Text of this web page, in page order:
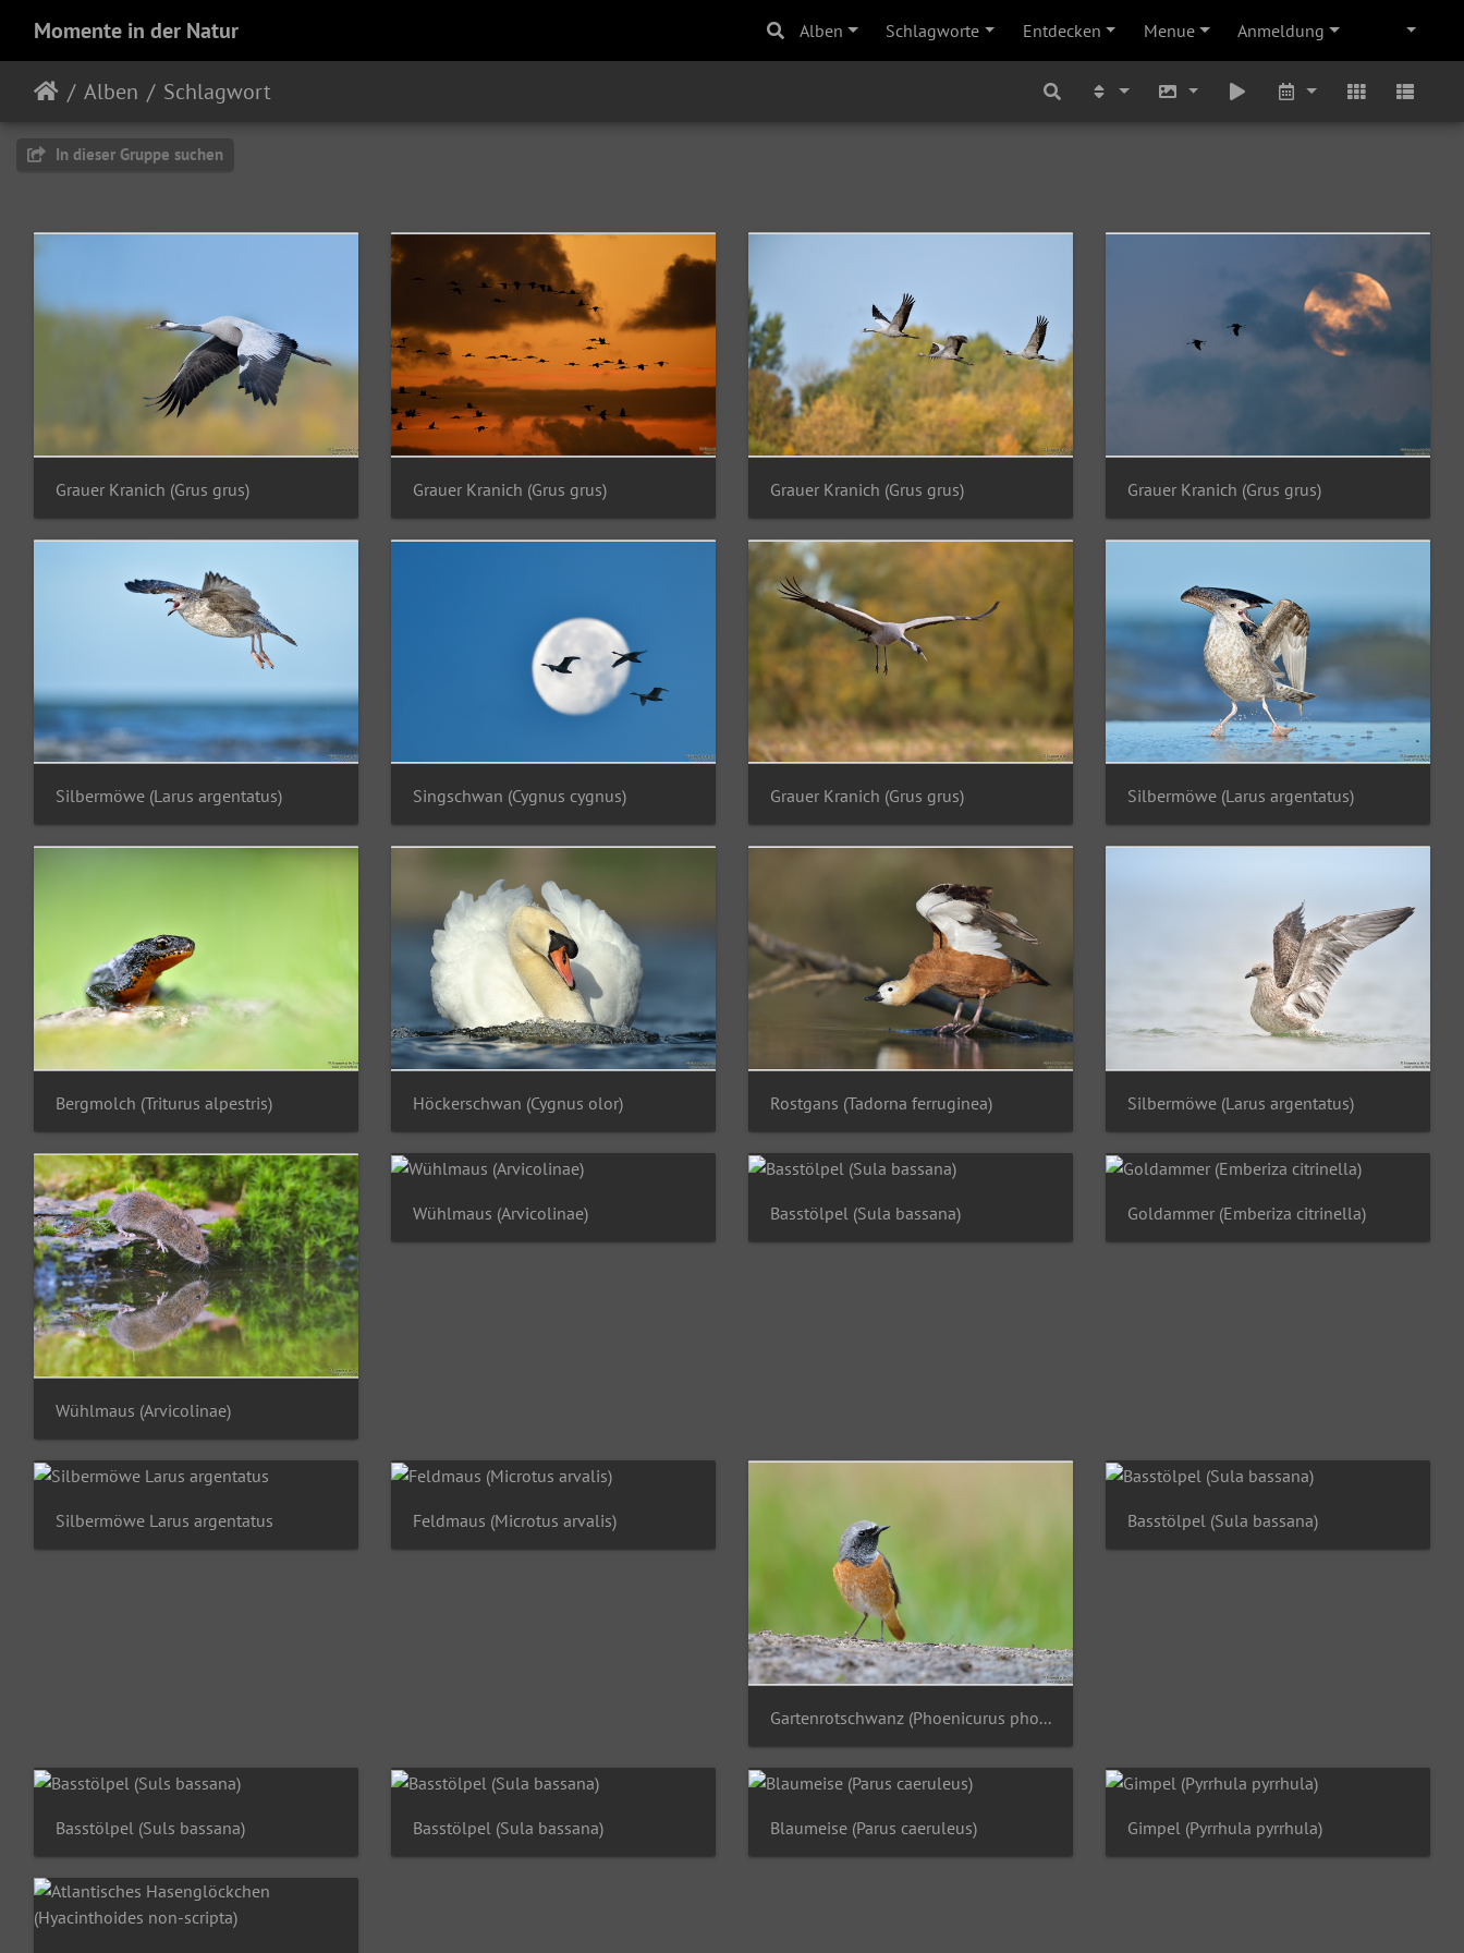
Momente in der Natur Alben Schlagworte Entdecken Menue Anmeldung
Alben Schlagwort
In dieser Gruppe suchen
Grauer Kranich (Grus grus) Grauer Kranich (Grus grus) Grauer Kranich (Grus grus) Grauer Kranich (Grus grus)
Silbermöwe (Larus argentatus) Singschwan (Cygnus cygnus) Grauer Kranich (Grus grus) Silbermöwe (Larus argentatus)
Bergmolch (Triturus alpestris) Höckerschwan (Cygnus olor) Rostgans (Tadorna ferruginea) Silbermöwe (Larus argentatus)
Wühlmaus (Arvicolinae)
Wühlmaus (Arvicolinae) Basstölpel (Sula bassana) Goldammer (Emberiza citrinella)
Silbermöwe Larus argentatus Feldmaus (Microtus arvalis)
Gartenrotschwanz (Phoenicurus phoenicurus)
Basstölpel (Sula bassana)
Basstölpel (Suls bassana) Basstölpel (Sula bassana) Blaumeise (Parus caeruleus) Gimpel (Pyrrhula pyrrhula)